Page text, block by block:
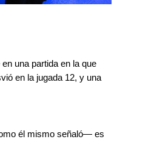
una partida en la que
en la jugada 12, y una
él mismo señaló— es